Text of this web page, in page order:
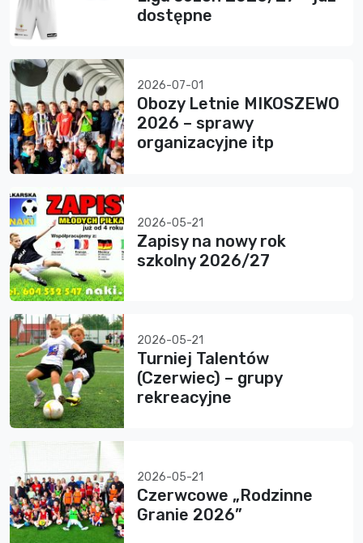
dostępne
2026-07-01
Obozy Letnie MIKOSZEWO
2026 – sprawy
organizacyjne itp
2026-05-21
Zapisy na nowy rok
szkolny 2026/27
2026-05-21
Turniej Talentów
(Czerwiec) – grupy
rekreacyjne
2026-05-21
Czerwcowe „Rodzinne
Granie 2026”